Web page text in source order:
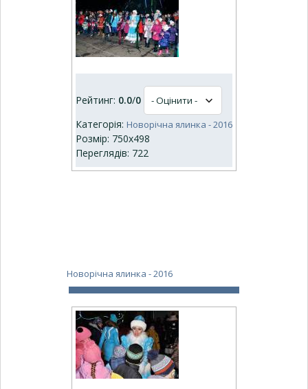
Рейтинг: 0.0/0
Категорія: Новорічна ялинка - 2016
Розмір: 750x498
Переглядів: 722
Новорічна ялинка - 2016